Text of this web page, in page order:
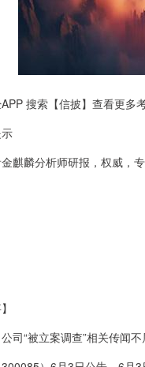
搜索【信披】查看更多
麟分析师研报，权威，专
“被立案调查”相关传闻不